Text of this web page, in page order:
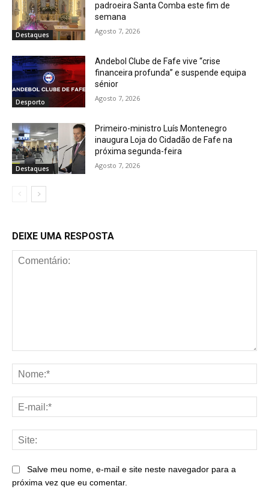
Destaques
padroeira Santa Comba este fim de
semana
Agosto 7, 2026
Desporto
Andebol Clube de Fafe vive “crise
financeira profunda” e suspende equipa
sénior
Agosto 7, 2026
Destaques
Primeiro-ministro Luís Montenegro
inaugura Loja do Cidadão de Fafe na
próxima segunda-feira
Agosto 7, 2026
DEIXE UMA RESPOSTA
Salve meu nome, e-mail e site neste navegador para a
próxima vez que eu comentar.